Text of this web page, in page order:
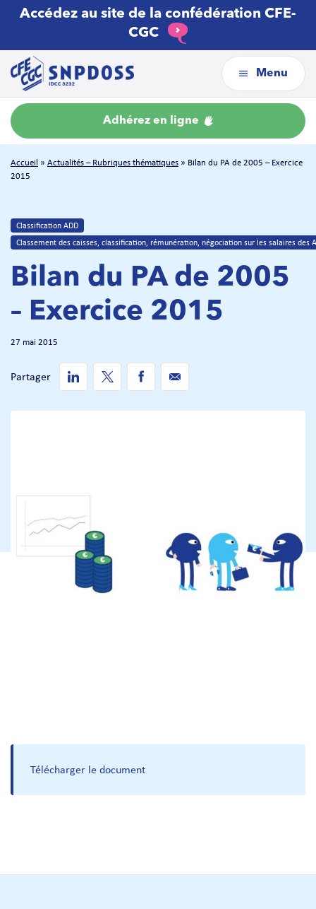
Accédez au site de la confédération CFE-
CGC
Menu
Adhérez en ligne
Accueil » Actualités – Rubriques thématiques » Bilan du PA de 2005 – Exercice
2015
Classification ADD
Classement des caisses, classification, rémunération, négociation sur les salaires des
Bilan du PA de 2005
– Exercice 2015
27 mai 2015
Partager
Télécharger le document